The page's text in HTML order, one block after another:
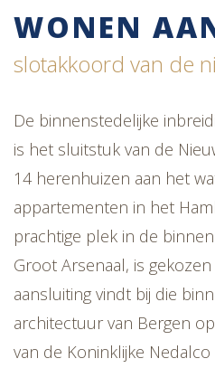
WONEN
slotakkoord van de
De binnenstedelijke
is het sluitstuk van de
14 herenhuizen aan het
appartementen in het
prachtige plek in de
Groot Arsenaal, is
aansluiting vindt bij die
architectuur van Bergen
van de Koninklijke